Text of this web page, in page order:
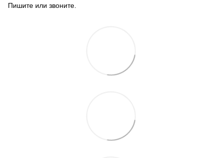
Пишите или звоните.